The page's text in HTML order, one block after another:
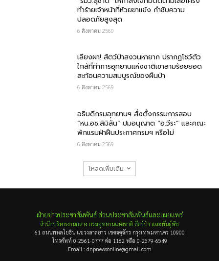
ทำร้ายเจ้าหน้าที่ห้วยขาแข้ง กำชับความ
ปลอดภัยสูงสุด
6 สิงหาคม 2569
เลียงผา! สัตว์ป่าสงวนหายาก ปรากฏโชว์ตัว
ใกล้ที่ทำการอุทยานแห่งชาติเขาสามร้อยยอด
สะท้อนความสมบูรณ์ของผืนป่า
6 สิงหาคม 2569
อธิบดีกรมอุทยานฯ​ สั่งตั้งกรรมการสอบ
“หน.อช.สิมิลัน” ปมอนุญาต “อ.วีระ” และคณะ
พักแรมฝ่าฝืนประกาศกรมฯ หรือไม่
6 สิงหาคม 2569
โหลดเพิ่มเติม
ฝ่ายข่าวประชาสัมพันธ์ ส่วนประชาสัมพันธ์และเผยแพร่
สำนักบริหารงานกลาง กรมอุทยานแห่งชาติ สัตว์ป่า และพันธุ์พืช
61 ถนนพหลโยธิน แขวงลาดยาว เขตจตุจักร กรุงเทพมหานคร 10900
โทรศัพท์ 0-2561-0777 ต่อ 1162 หรือ 0-2579-6549
Email : dnpnewsonline@gmail.com